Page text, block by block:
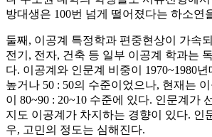
방대생은 100번 넘게 떨어졌다는 하소연
둘째, 이공계 특정학과 편중현상이 가속
전기, 전자, 건축 등 일부 이공계 학과는
다. 이공계와 인문계 비중이 1970~1980
높거나 50 : 50의 수준이었으나, 현재는
이 80~90 : 20~10 수준에 있다. 인문계가
지도 이공계가 차지하는 경향이 있다. 인
우, 고민의 정도는 심해진다.